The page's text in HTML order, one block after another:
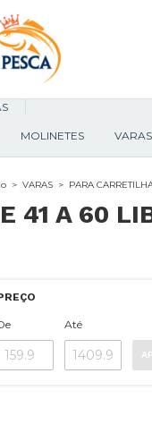
MOLINETES VARAS
> VARAS > PARA
41 A 60
Até